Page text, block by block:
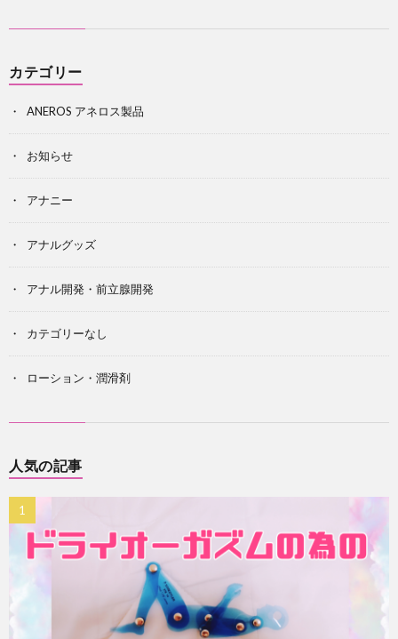
カテゴリー
ANEROS アネロス製品
お知らせ
アナニー
アナルグッズ
アナル開発・前立腺開発
カテゴリーなし
ローション・潤滑剤
人気の記事